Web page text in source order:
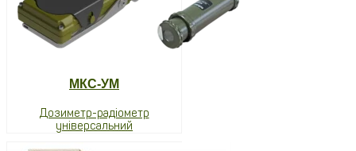
МКС-УМ
Дозиметр-радіометр
універсальний